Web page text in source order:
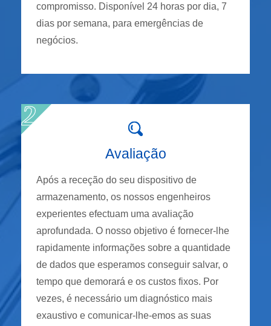
compromisso. Disponível 24 horas por dia, 7
dias por semana, para emergências de
negócios.
Avaliação
Após a receção do seu dispositivo de
armazenamento, os nossos engenheiros
experientes efectuam uma avaliação
aprofundada. O nosso objetivo é fornecer-lhe
rapidamente informações sobre a quantidade
de dados que esperamos conseguir salvar, o
tempo que demorará e os custos fixos. Por
vezes, é necessário um diagnóstico mais
exaustivo e comunicar-lhe-emos as suas